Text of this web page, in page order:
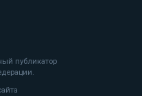
публикатор